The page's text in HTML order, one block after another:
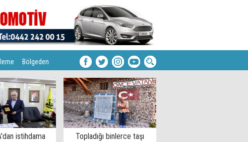
Bölgeden
istihdama
Topladığı binlerce taşı